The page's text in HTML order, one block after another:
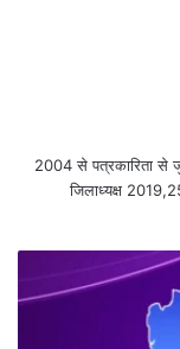
2004 से पत्रकारिता से
जिलाध्यक्ष